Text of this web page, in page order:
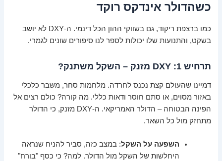
כשהדולר אינדקס רוקד
כמו ברצפת ריקוד, גם בשווקי ההון הכל דינמי. ה-DXY לא יושב
בשקט, והתנועות שלו יכולות לספר לנו סיפורים שונים לגמרי.
תרחיש 1: DXY מזנק – השקל משתנק?
דמיינו שהעולם קצת נכנס לחרדה. מלחמות סחר, משבר כלכלי
באזור מסוים, או סתם חוסר ודאות כללי. מה קורה? כולם רצים אל
הפינה הבטוחה – הדולר האמריקאי. ה-DXY מזנק, כי הדולר
מתחזק מול כל השאר.
השפעה על השקל: במצב כזה, סביר להניח שנראה
היחלשות של השקל מול הדולר. למה? כי כסף "בורח"